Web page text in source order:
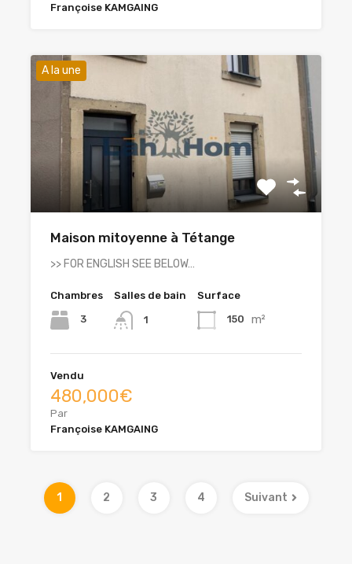
Françoise KAMGAING
A la une
Maison mitoyenne à Tétange
>> FOR ENGLISH SEE BELOW…
Chambres
3
Salles de bain
1
Surface
150 m²
Vendu
480,000€
Par
Françoise KAMGAING
1 2 3 4 Suivant